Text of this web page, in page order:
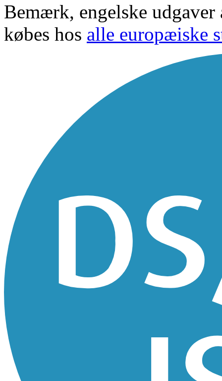
Bemærk, engelske
købes hos alle europæiske